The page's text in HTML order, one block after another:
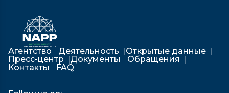
Агентство Деятельность
Открытые данные
Пресс-центр
Документы
Обращения
Контакты
FAQ